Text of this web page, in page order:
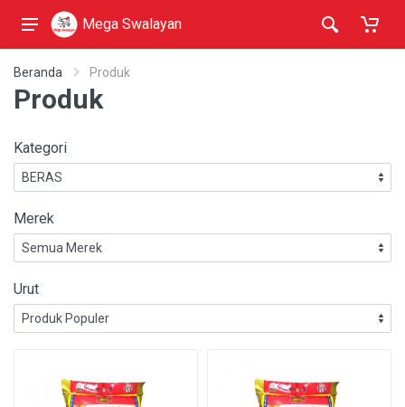
Mega Swalayan
Beranda Produk
Produk
Kategori
Merek
Urut